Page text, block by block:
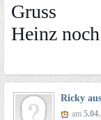
Gruss
Heinz
Ricky
am